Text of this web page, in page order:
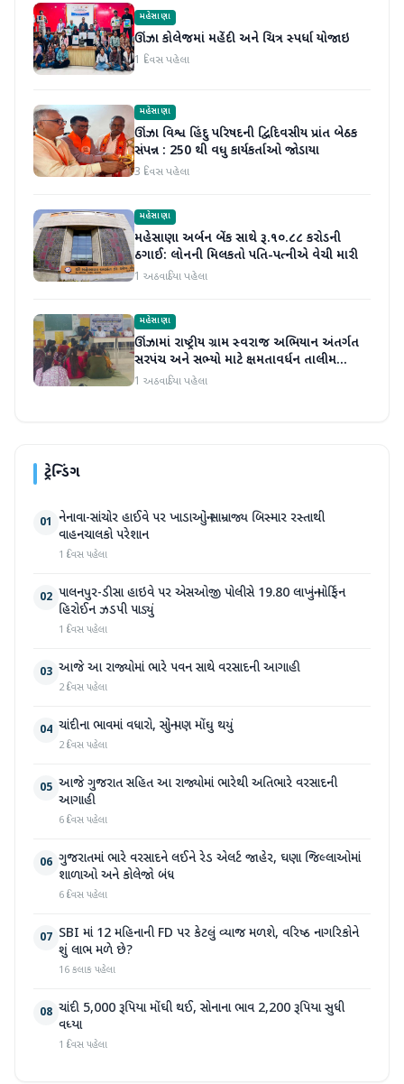
મહેસાણા
ઊંઝા કોલેજમાં મહેંદી અને ચિત્ર સ્પર્ધા યોજાઇ
1 દિવસ પહેલા
મહેસાણા
ઊંઝા વિશ્વ હિંદુ પરિષદની દ્વિદિવસીય પ્રાંત બેઠક
સંપન્ન : 250 થી વધુ કાર્યકર્તાઓ જોડાયા
3 દિવસ પહેલા
મહેસાણા
મહેસાણા અર્બન બેંક સાથે રૂ.૧૦.૮૮ કરોડની
ઠગાઈ: લોનની મિલકતો પતિ-પત્નીએ વેચી મારી
1 અઠવાડિયા પહેલા
મહેસાણા
ઊંઝામાં રાષ્ટ્રીય ગ્રામ સ્વરાજ અભિયાન અંતર્ગત
સરપંચ અને સભ્યો માટે ક્ષમતાવર્ધન તાલીમ
યોજાઈ
1 અઠવાડિયા પહેલા
ટ્રેન્ડિંગ
01 નેનાવા-સાંચોર હાઈવે પર ખાડાઓનું સામ્રાજ્ય બિસ્માર રસ્તાથી
વાહનચાલકો પરેશાન
1 દિવસ પહેલા
02 પાલનપુર-ડીસા હાઇવે પર એસઓજી પોલીસે 19.80 લાખનું મોર્ફિન
હિરોઈન ઝડપી પાડ્યું
1 દિવસ પહેલા
03 આજે આ રાજ્યોમાં ભારે પવન સાથે વરસાદની આગાહી
2 દિવસ પહેલા
04 ચાંદીના ભાવમાં વધારો, સોનું પણ મોંઘુ થયું
2 દિવસ પહેલા
05 આજે ગુજરાત સહિત આ રાજ્યોમાં ભારેથી અતિભારે વરસાદની
આગાહી
6 દિવસ પહેલા
06 ગુજરાતમાં ભારે વરસાદને લઈને રેડ એલર્ટ જાહેર, ઘણા જિલ્લાઓમાં
શાળાઓ અને કોલેજો બંધ
6 દિવસ પહેલા
07 SBI માં 12 મહિનાની FD પર કેટલું વ્યાજ મળશે, વરિષ્ઠ નાગરિકોને
શું લાભ મળે છે?
16 કલાક પહેલા
08 ચાંદી 5,000 રૂપિયા મોંઘી થઈ, સોનાના ભાવ 2,200 રૂપિયા સુધી
વધ્યા
1 દિવસ પહેલા